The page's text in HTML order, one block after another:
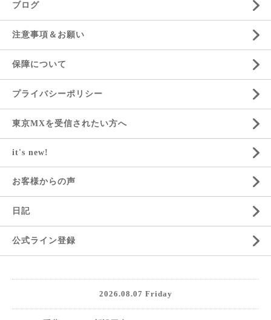
ブログ
注意事項＆お願い
保障について
プライバシーポリシー
東京MXを受信されたい方へ
it's new!
お客様からの声
日記
公式ライン登録
2026.08.07 Friday